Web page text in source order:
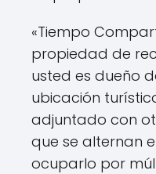
«Tiempo
propiedad de
usted es dueño
ubicación
adjuntado con
que se alternan
ocuparlo por